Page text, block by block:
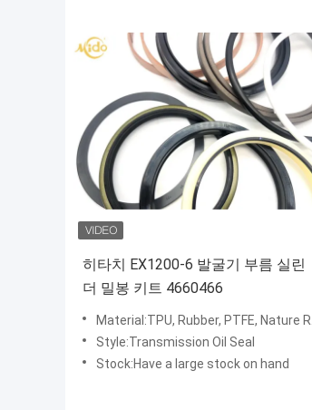
히타치 EX1200-6 발굴기 부름 실린
더 밀봉 키트 4660466
Material:TPU, Rubber, PTFE, Nature Rubber
Style:Transmission Oil Seal
Stock:Have a large stock on hand